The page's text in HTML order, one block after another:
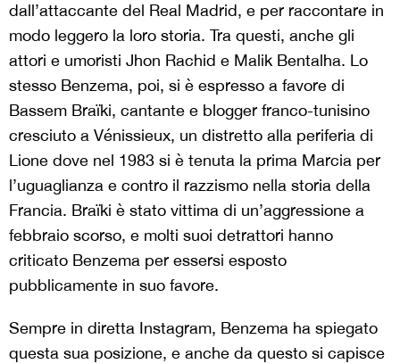
dall’attaccante del Real Madrid, e per raccontare in
modo leggero la loro storia. Tra questi, anche gli
attori e umoristi Jhon Rachid e Malik Bentalha. Lo
stesso Benzema, poi, si è espresso a favore di
Bassem Braïki, cantante e blogger franco-tunisino
cresciuto a Vénissieux, un distretto alla periferia di
Lione dove nel 1983 si è tenuta la prima Marcia per
l’uguaglianza e contro il razzismo nella storia della
Francia. Braïki è stato vittima di un’aggressione a
febbraio scorso, e molti suoi detrattori hanno
criticato Benzema per essersi esposto
pubblicamente in suo favore.
Sempre in diretta Instagram, Benzema ha spiegato
questa sua posizione, e anche da questo si capisce